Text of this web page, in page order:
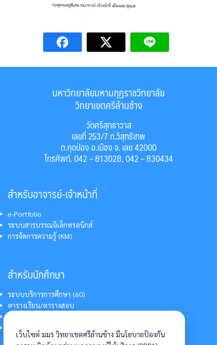
มหาวิทยาลัยมหามกุฏราชวิทยาลัย
วิทยาเขตศรีล้านช้าง
วัดศรีสุทธาวาส
เลขที่ 253/7 ถ.วิสุทธิเทพ
ต.กุดป่อง อ.เมือง จ. เลย 42000
โทรศัพท์. 042 – 813028, 042 – 830434
สำหรับอาจารย์-เจ้าหน้าที่
e-Portfolio
ระบบสารบรรณอิเล็กทรอนิกส์
การจัดการความรู้ (KM)
สำหรับนักศึกษา
ระบบบริการการศึกษา (60)
ตารางเรียน/ตารางสอบ
การแต่งกายนักศึกษา
เว็บไซต์ มมร วิทยาเขตศรีล้านช้าง มีนโยบายป้องกัน